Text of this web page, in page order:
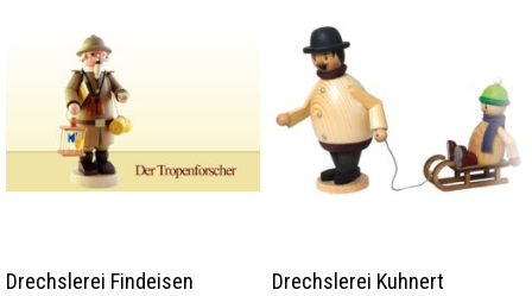
Drechslerei Findeisen
Drechslerei Kuhnert